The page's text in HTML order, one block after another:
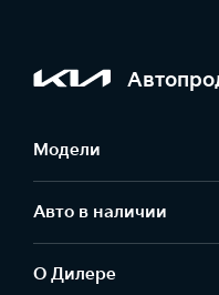
Модели
Авто в наличии
О Дилере